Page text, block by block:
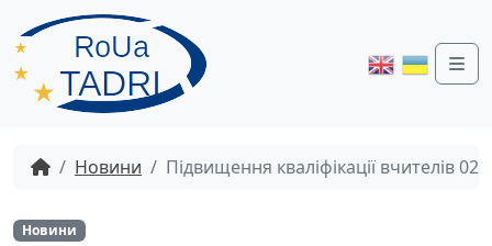
Новини Підвищення кваліфікації вчителів
Новини